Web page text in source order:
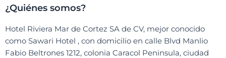
¿Quiénes somos?
Hotel Riviera Mar de Cortez SA de CV, mejor conocido
como Sawari Hotel , con domicilio en calle Blvd Manlio
Fabio Beltrones 1212, colonia Caracol Peninsula, ciudad